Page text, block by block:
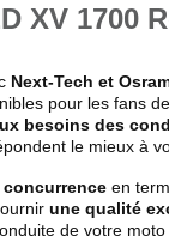
XV 1700
Next-Tech et
pour les fans de
besoins des
le mieux à
en
une qualité
de votre